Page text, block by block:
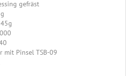
gefräst
mit Pinsel TSB-09